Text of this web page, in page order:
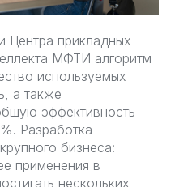
прикладных
МФТИ алгоритм
используемых
а также
эффективность
Разработка
бизнеса:
применения в
нескольких